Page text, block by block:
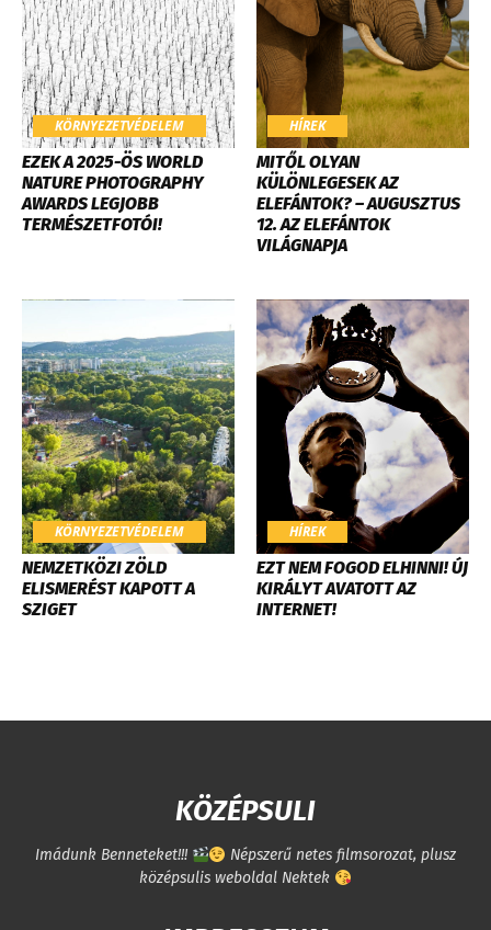
KÖRNYEZETVÉDELEM
EZEK A 2025-ÖS WORLD
NATURE PHOTOGRAPHY
AWARDS LEGJOBB
TERMÉSZETFOTÓI!
HÍREK
MITŐL OLYAN
KÜLÖNLEGESEK AZ
ELEFÁNTOK? – AUGUSZTUS
12. AZ ELEFÁNTOK
VILÁGNAPJA
KÖRNYEZETVÉDELEM
​NEMZETKÖZI ZÖLD
ELISMERÉST KAPOTT A
SZIGET
HÍREK
EZT NEM FOGOD ELHINNI! ÚJ
KIRÁLYT AVATOTT AZ
INTERNET!
KÖZÉPSULI
Imádunk Benneteket!!!
Népszerű netes filmsorozat, plusz
középsulis weboldal Nektek